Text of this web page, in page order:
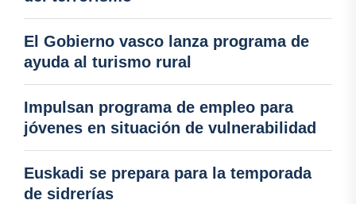
El Gobierno vasco lanza programa de
ayuda al turismo rural
Impulsan programa de empleo para
jóvenes en situación de vulnerabilidad
Euskadi se prepara para la temporada
de sidrerías